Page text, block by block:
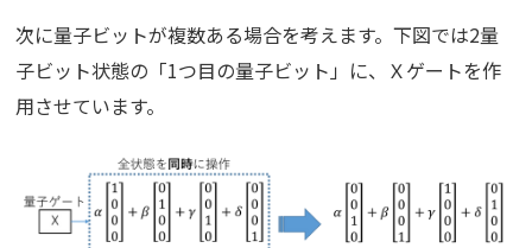
次に量子ビットが複数ある場合を考えます。下図では2量
子ビット状態の「1つ目の量子ビット」に、Ｘゲートを作
用させています。